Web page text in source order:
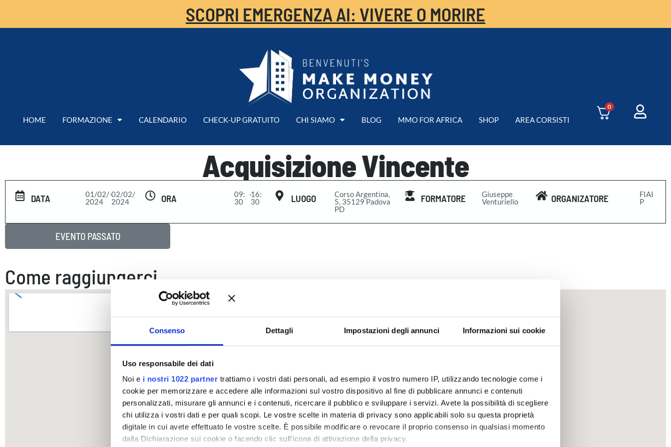
Consenso Dettagli Impostazioni degli annunci Informazioni sui cookie
Uso responsabile dei dati
Noi e i nostri 1022 partner trattiamo i vostri dati personali, ad esempio il vostro numero IP, utilizzando tecnologie come i
cookie per memorizzare e accedere alle informazioni sul vostro dispositivo al fine di pubblicare annunci e contenuti
personalizzati, misurare gli annunci e i contenuti, ricercare il pubblico e sviluppare i servizi. Avete la possibilità di scegliere
chi utilizza i vostri dati e per quali scopi. Le vostre scelte in materia di privacy sono applicabili solo su questa proprietà
digitale in cui avete effettuato le vostre scelte. È possibile modificare o revocare il proprio consenso in qualsiasi momento
dalla Dichiarazione sui cookie o facendo clic sull'icona di attivazione della privacy.
SCOPRI EMERGENZA AI: VIVERE O MORIRE
HOME FORMAZIONE CALENDARIO CHECK-UP GRATUITO CHI SIAMO BLOG MMO FOR AFRICA SHOP AREA CORSISTI
0
Acquisizione Vincente
DATA
01/02/
2024
-02/02/
2024
ORA
09:
30
-16:
30
LUOGO
Corso Argentina,
5, 35129 Padova
PD
FORMATORE
Giuseppe
Venturiello
ORGANIZATORE
FIAI
P
EVENTO PASSATO
Come raggiungerci